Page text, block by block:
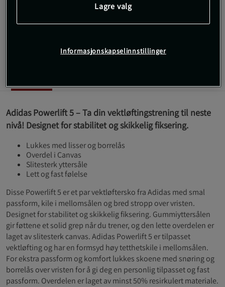
Adidas Powerlift 5 – Ta din vektløftingstrening til neste nivå!
Designet for stabilitet og skikkelig fiksering.
Adidas Powerlift 5 – Ta din vektløftingstrening til neste
nivå! Designet for stabilitet og skikkelig fiksering.
Lukkes med lisser og borrelås
Overdel i Canvas
Slitesterk yttersåle
Lett og fast følelse
Disse Powerlift 5 er et par vektløftersko fra Adidas med smal
passform, kile i mellomsålen og bred stropp over vristen.
Designet for stabilitet og skikkelig fiksering. Gummiyttersålen
gir føttene et solid grep når du trener, og den lette overdelen er
laget av slitesterk canvas. Adidas Powerlift 5 er tilpasset
vektløfting og har en formsyd høy tetthetskile i mellomsålen.
For ekstra passform og komfort lukkes skoene med snøring og
borrelås over vristen for å gi deg en personlig tilpasset og fast
passform. Overdelen er laget av minst 50% resirkulert materiale.
Lagre valg
Informasjonskapselinnstillinger